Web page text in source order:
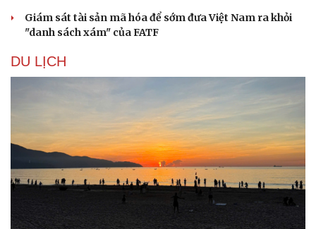
Giám sát tài sản mã hóa để sớm đưa Việt Nam ra khỏi
"danh sách xám" của FATF
DU LỊCH